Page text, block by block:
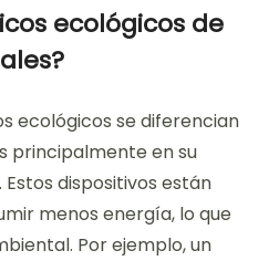
ecológicos de
ecológicos se diferencian
principalmente en su
dispositivos están
menos energía, lo que
Por ejemplo, un